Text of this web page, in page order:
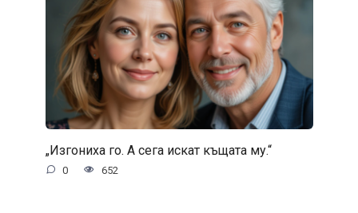
„Изгониха го. А сега искат къщата му.“
0 652